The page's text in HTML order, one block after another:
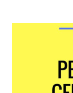
dibuat oleh
kepala sekolah
contoh surat
kepala sekolah
keterangan